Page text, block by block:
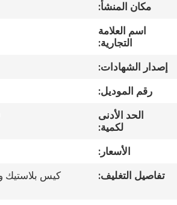
برنامج
جولة
المصنع
مكان المنشأ:
اسم العلامة
التجارية:
إصدار الشهادات:
رقم الموديل:
الحد الأدنى
لكمية:
الأسعار:
تفاصيل التغليف: